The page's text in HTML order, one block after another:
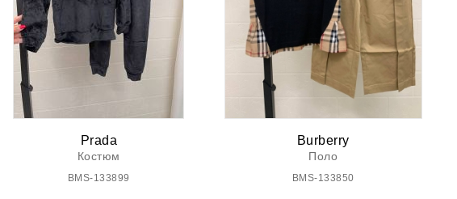
Prada
Костюм
BMS-133899
Burberry
Поло
BMS-133850